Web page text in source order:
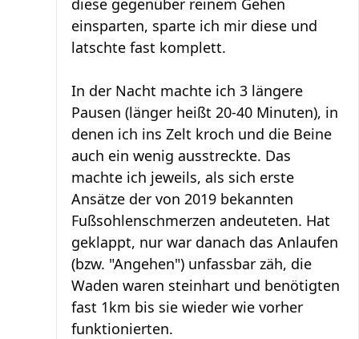
diese gegenüber reinem Gehen
einsparten, sparte ich mir diese und
latschte fast komplett.
In der Nacht machte ich 3 längere
Pausen (länger heißt 20-40 Minuten), in
denen ich ins Zelt kroch und die Beine
auch ein wenig ausstreckte. Das
machte ich jeweils, als sich erste
Ansätze der von 2019 bekannten
Fußsohlenschmerzen andeuteten. Hat
geklappt, nur war danach das Anlaufen
(bzw. "Angehen") unfassbar zäh, die
Waden waren steinhart und benötigten
fast 1km bis sie wieder wie vorher
funktionierten.